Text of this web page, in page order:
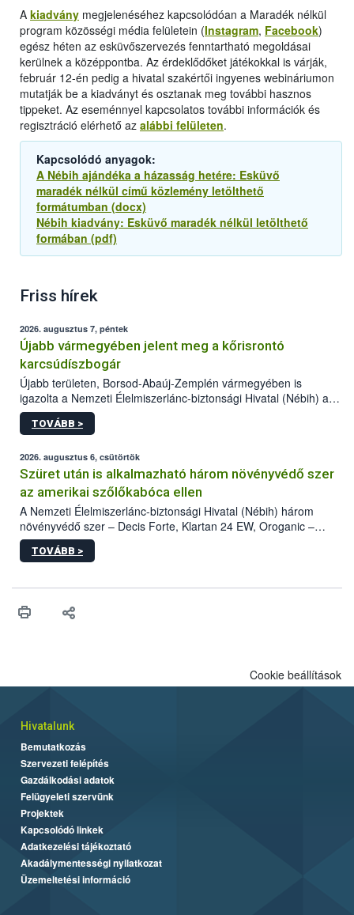
A kiadvány megjelenéséhez kapcsolódóan a Maradék nélkül
program közösségi média felületein (Instagram, Facebook)
egész héten az esküvőszervezés fenntartható megoldásai
kerülnek a középpontba. Az érdeklődőket játékokkal is várják,
február 12-én pedig a hivatal szakértői ingyenes webináriumon
mutatják be a kiadványt és osztanak meg további hasznos
tippeket. Az eseménnyel kapcsolatos további információk és
regisztráció elérhető az alábbi felületen.
Kapcsolódó anyagok:
A Nébih ajándéka a házasság hetére: Esküvő
maradék nélkül című közlemény letölthető
formátumban (docx)
Nébih kiadvány: Esküvő maradék nélkül letölthető
formában (pdf)
Friss hírek
2026. augusztus 7, péntek
Újabb vármegyében jelent meg a kőrisrontó
karcsúdíszbogár
Újabb területen, Borsod-Abaúj-Zemplén vármegyében is
igazolta a Nemzeti Élelmiszerlánc-biztonsági Hivatal (Nébih) a
kőrisrontó karcsúdíszbogár (Agrilus planipennis) jelenlétét. A
kártevőt nem csak színcsapdában találták meg, de már fertőzött
az intenzív felderítést, emellett az intézkedéseket a szlovák
hatósággal is összehangolják a terjedés megállítása érdekében.
TOVÁBB >
2026. augusztus 6, csütörtök
Szüret után is alkalmazható három növényvédő szer
az amerikai szőlőkabóca ellen
A Nemzeti Élelmiszerlánc-biztonsági Hivatal (Nébih) három
növényvédő szer – Decis Forte, Klartan 24 EW, Oroganic –
engedélyokiratát módosította, így azok a szüretet követően,
egészen a vesszőérettség (BBCH 91) stádiumáig
érésű szőlőkben is legyen lehetőség a károsító elleni további
felhasználók számára is elérhető és ökológiai termesztésben is
TOVÁBB >
Cookie beállítások
Hivatalunk
Bemutatkozás
Szervezeti felépítés
Gazdálkodási adatok
Felügyeleti szervünk
Projektek
Kapcsolódó linkek
Adatkezelési tájékoztató
Akadálymentességi nyilatkozat
Üzemeltetési információ